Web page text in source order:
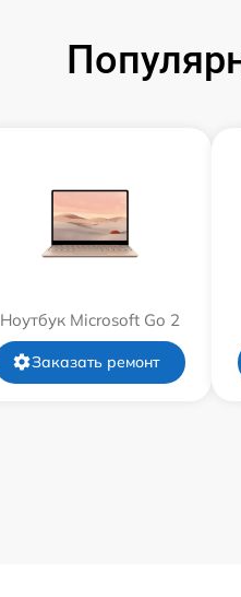
Ноутбук Microsoft Go 2
Заказать ремонт